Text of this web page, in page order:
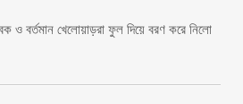
ও বর্তমান খেলোয়াড়রা ফুল দিয়ে বরণ করে নিলো